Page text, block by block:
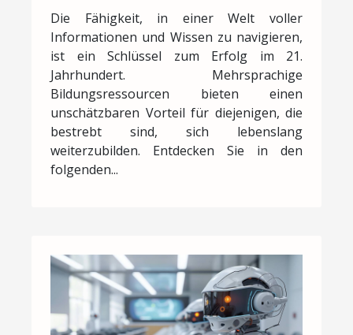
Die Fähigkeit, in einer Welt voller
Informationen und Wissen zu navigieren,
ist ein Schlüssel zum Erfolg im 21.
Jahrhundert. Mehrsprachige
Bildungsressourcen bieten einen
unschätzbaren Vorteil für diejenigen, die
bestrebt sind, sich lebenslang
weiterzubilden. Entdecken Sie in den
folgenden...